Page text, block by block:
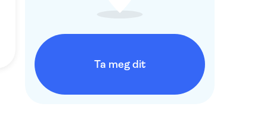
Ta meg dit